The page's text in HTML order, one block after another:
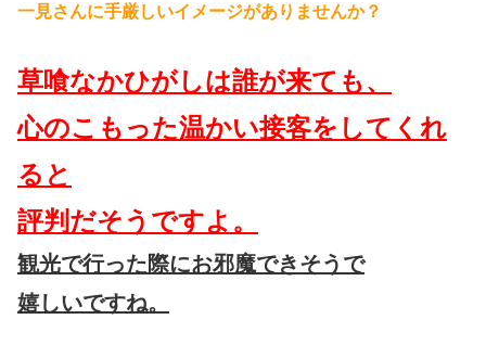
一見さんに手厳しいイメージがありませんか？
草喰なかひがしは誰が来ても、
心のこもった温かい接客をしてくれ
ると
評判だそうですよ。
観光で行った際にお邪魔できそうで
嬉しいですね。